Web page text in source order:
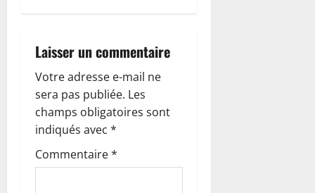
t
i
o
n
d
Laisser un commentaire
Votre adresse e-mail ne
sera pas publiée. Les
champs obligatoires sont
indiqués avec *
Commentaire*